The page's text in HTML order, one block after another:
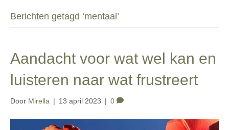
Berichten getagd ‘mentaal’
Aandacht voor wat wel kan en
luisteren naar wat frustreert
Door Mirella | 13 april 2023 | 0